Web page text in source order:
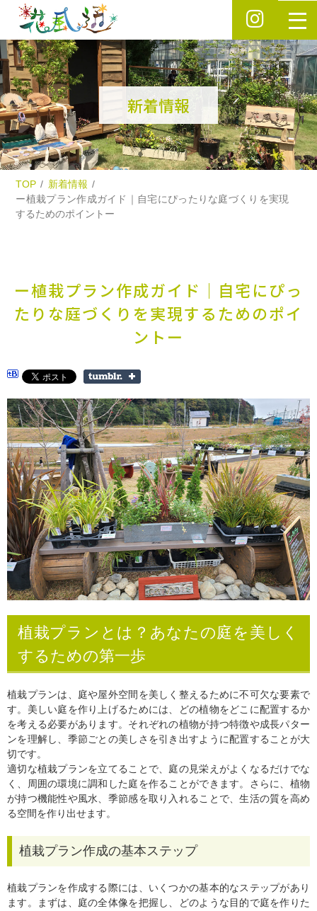
新着情報
TOP
新着情報
ー植栽プラン作成ガイド｜自宅にぴったりな庭づくりを実現
するためのポイントー
ー植栽プラン作成ガイド｜自宅にぴっ
たりな庭づくりを実現するためのポイ
ントー
植栽プランとは？あなたの庭を美しく
するための第一歩
植栽プランは、庭や屋外空間を美しく整えるために不可欠な要素で
す。美しい庭を作り上げるためには、どの植物をどこに配置するか
を考える必要があります。それぞれの植物が持つ特徴や成長パター
ンを理解し、季節ごとの美しさを引き出すように配置することが大
切です。
適切な植栽プランを立てることで、庭の見栄えがよくなるだけでな
く、周囲の環境に調和した庭を作ることができます。さらに、植物
が持つ機能性や風水、季節感を取り入れることで、生活の質を高め
る空間を作り出せます。
植栽プラン作成の基本ステップ
植栽プランを作成する際には、いくつかの基本的なステップがあり
ます。まずは、庭の全体像を把握し、どのような目的で庭を作りた